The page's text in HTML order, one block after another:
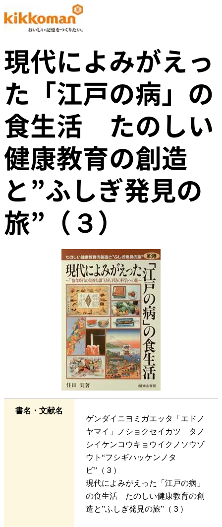
現代によみがえっ
た「江戸の病」の
食生活 たのしい
健康教育の創造
と”ふしぎ発見の
旅”（３）
書名・文献名
ゲンダイニヨミガエッタ「エドノ
ヤマイ」ノショクセイカツ タノ
シイケンコウキョウイクノソウゾ
ウト“フシギハッケンノタ
ビ”（３）
現代によみがえった「江戸の病」
の食生活 たのしい健康教育の創
造と”ふしぎ発見の旅”（３）